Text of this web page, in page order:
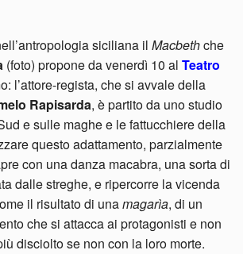
siciliana il Macbethche
(foto) propone da venerdì 10 al Teatro
l’attore-regista, che si avvale della
Rapisarda, è partito da uno studio
e sulle maghe e le fattucchiere della
questo adattamento, parzialmente
con una danza macabra, una sorta di
dalle streghe, e ripercorre la vicenda
il risultato di unamagarìa, di un
che si attacca ai protagonisti e non
disciolto se non con la loro morte.